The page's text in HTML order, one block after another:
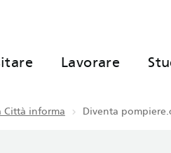
Lavorare
Città informa Diventa